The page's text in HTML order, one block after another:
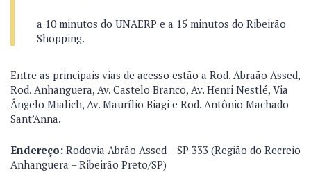
a 10 minutos do UNAERP e a 15 minutos do Ribeirão
Shopping.
Entre as principais vias de acesso estão a Rod. Abraão Assed,
Rod. Anhanguera, Av. Castelo Branco, Av. Henri Nestlé, Via
Ângelo Mialich, Av. Maurílio Biagi e Rod. Antônio Machado
Sant’Anna.
Endereço: Rodovia Abrão Assed – SP 333 (Região do Recreio
Anhanguera – Ribeirão Preto/SP)